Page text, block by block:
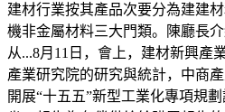
建材行業按其產品次要分為建建
機非金屬材料三大門類。陳廳長
从...8月11日，會上，建材新興產
產業研究院的研究與統計，中商
開展“十五五”新型工業化專項規